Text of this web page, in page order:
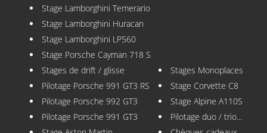
Stage Lamborghini Temerario
Stage Lamborghini Huracan
Stage Lamborghini LP560
Stage Porsche Cayman 718 S
Stages de drift / glisse
Pilotage Porsche 991 GT3 RS
Pilotage Porsche 992 GT3
Pilotage Porsche 991 GT3
Stages Monoplaces
Stage Corvette C8
Stage Alpine A110S
Pilotage duo / trio...